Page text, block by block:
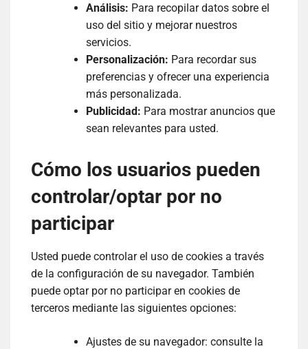
Análisis: Para recopilar datos sobre el
uso del sitio y mejorar nuestros
servicios.
Personalización: Para recordar sus
preferencias y ofrecer una experiencia
más personalizada.
Publicidad: Para mostrar anuncios que
sean relevantes para usted.
Cómo los usuarios pueden
controlar/optar por no
participar
Usted puede controlar el uso de cookies a través
de la configuración de su navegador. También
puede optar por no participar en cookies de
terceros mediante las siguientes opciones:
Ajustes de su navegador: consulte la